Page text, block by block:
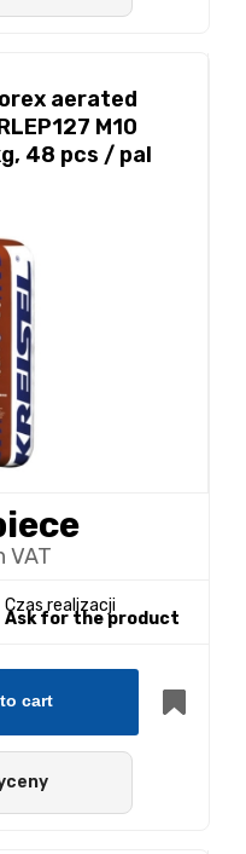
aerated
M10
48 pcs / pal
VAT
Czas realizacji
Ask for the product
cart